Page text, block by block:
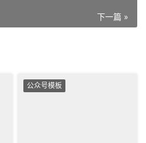
下一篇 »
公众号模板